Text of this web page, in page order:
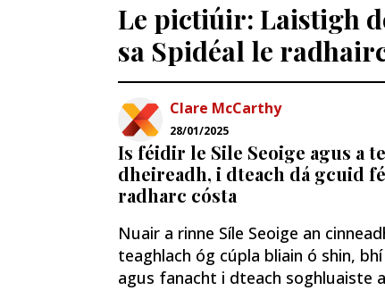
Le pictiúir: Laistigh
sa Spidéal le
Clare McCarthy
28/01/2025
Is féidir le Sile Seoige agus a
dheireadh, i dteach dá gcuid
radharc cósta
Nuair a rinne Síle Seoige an
teaghlach óg cúpla bliain ó shin,
agus fanacht i dteach soghluaiste